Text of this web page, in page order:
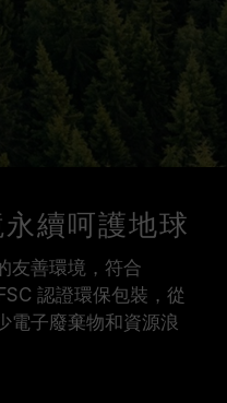
永續呵護地球
友善環境，符合
認證環保包裝，從
電子廢棄物和資源浪